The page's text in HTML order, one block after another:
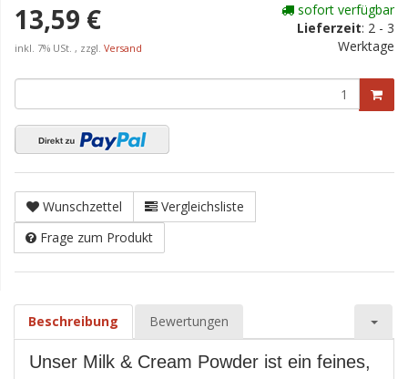
13,59 €
inkl. 7% USt. , zzgl. Versand
sofort verfügbar
Lieferzeit: 2 - 3
Werktage
Wunschzettel
Vergleichsliste
Frage zum Produkt
Beschreibung Bewertungen
Unser Milk & Cream Powder ist ein feines,